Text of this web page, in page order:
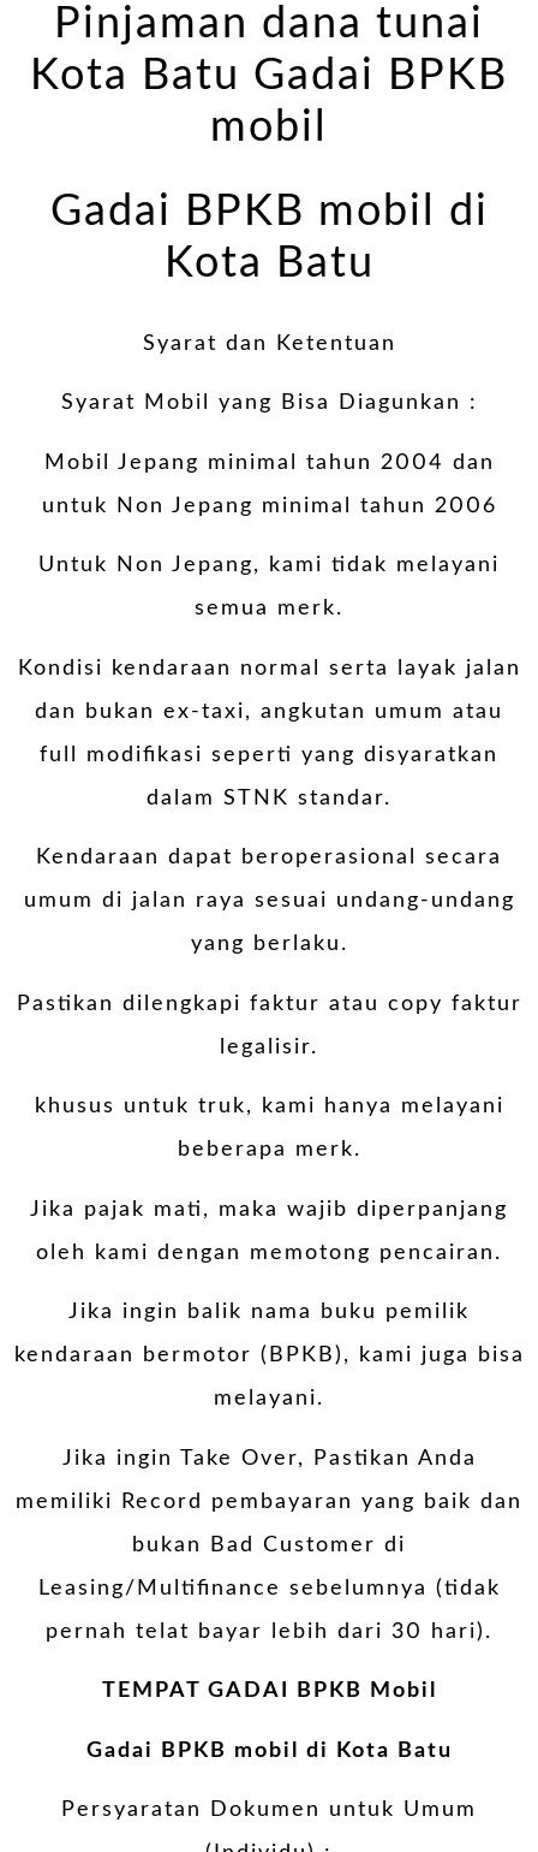
Pinjaman dana tunai
Kota Batu Gadai BPKB
mobil
Gadai BPKB mobil di
Kota Batu
Syarat dan Ketentuan
Syarat Mobil yang Bisa Diagunkan :
Mobil Jepang minimal tahun 2004 dan
untuk Non Jepang minimal tahun 2006
Untuk Non Jepang, kami tidak melayani
semua merk.
Kondisi kendaraan normal serta layak jalan
dan bukan ex-taxi, angkutan umum atau
full modifikasi seperti yang disyaratkan
dalam STNK standar.
Kendaraan dapat beroperasional secara
umum di jalan raya sesuai undang-undang
yang berlaku.
Pastikan dilengkapi faktur atau copy faktur
legalisir.
khusus untuk truk, kami hanya melayani
beberapa merk.
Jika pajak mati, maka wajib diperpanjang
oleh kami dengan memotong pencairan.
Jika ingin balik nama buku pemilik
kendaraan bermotor (BPKB), kami juga bisa
melayani.
Jika ingin Take Over, Pastikan Anda
memiliki Record pembayaran yang baik dan
bukan Bad Customer di
Leasing/Multifinance sebelumnya (tidak
pernah telat bayar lebih dari 30 hari).
TEMPAT GADAI BPKB Mobil
Gadai BPKB mobil di Kota Batu
Persyaratan Dokumen untuk Umum